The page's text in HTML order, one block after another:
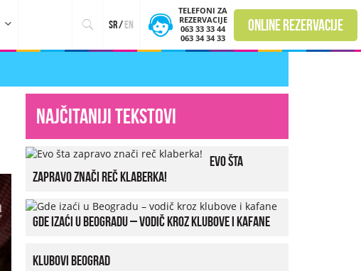
sr/en
TELEFONI ZA
REZERVACIJE
063 33 33 44
063 34 34 33
online rezervacije
Najčitaniji tekstovi
Evo šta
zapravo znači reč klaberka!
Gde izaći u Beogradu – vodič kroz klubove i kafane
Klubovi Beograd